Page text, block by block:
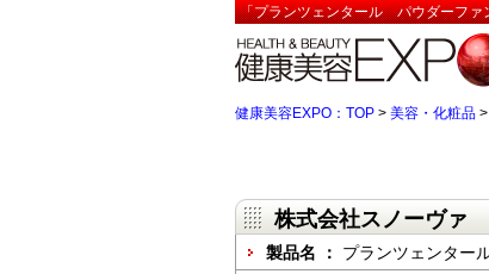
「プランツェンタール パウダーファ
健康美容EXPO：TOP > 美容・化粧品 >
株式会社スノーヴァ
製品名 ： プランツェンター